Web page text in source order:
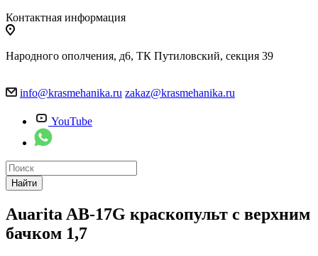
Контактная информация
Народного ополчения, д6, ТК Путиловский, секция 39
info@krasmehanika.ru zakaz@krasmehanika.ru
YouTube
Найти
Auarita AB-17G краскопульт с верхним
бачком 1,7